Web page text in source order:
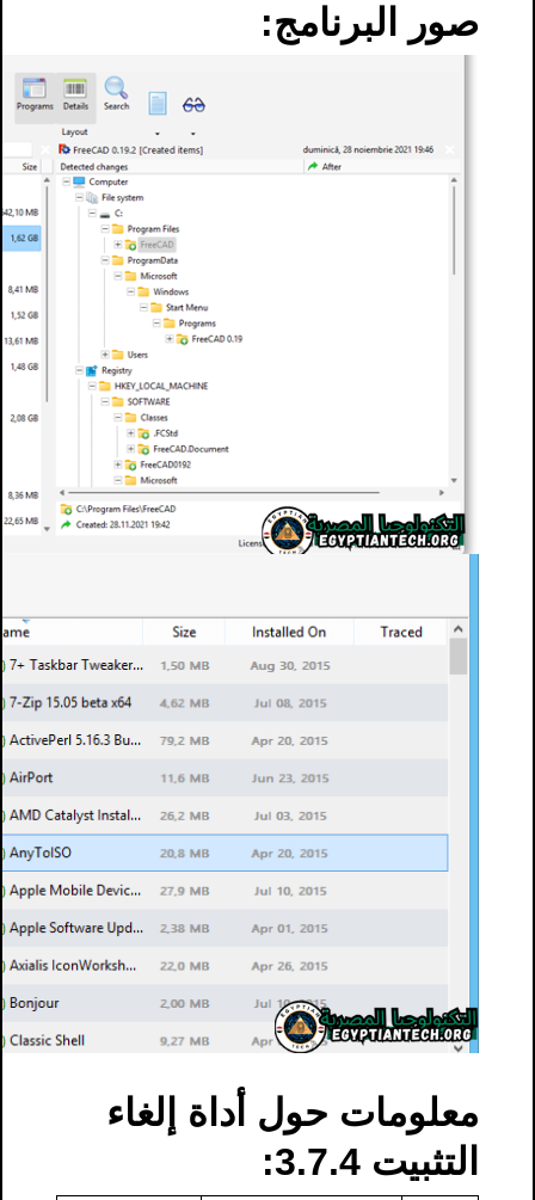
صور البرنامج:
معلومات حول أداة إلغاء
التثبيت 3.7.4: